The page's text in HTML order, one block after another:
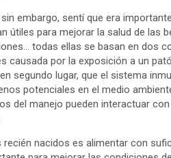
embargo, sentí que era
útiles para mejorar la salud de las
todas ellas se basan en dos
causada por la exposición a un
segundo lugar, que el sistema
potenciales en el medio
del manejo pueden interactuar
recién nacidos es alimentar con